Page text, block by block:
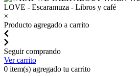
×
Producto agregado a carrito
Seguir comprando
Ver carrito
0 item(s) agregado tu carrito